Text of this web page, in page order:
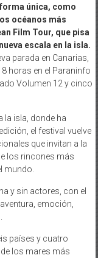
única, como
océanos más
Film Tour, que pisa
escala en la isla.
parada en Canarias,
horas en el Paraninfo
Volumen 12 y cinco
la isla, donde ha
el festival vuelve
que invitan a la
los rincones más
mundo.
y sin actores, con el
emoción,
países y cuatro
los mares más